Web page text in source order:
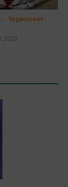
– Tegernseer
2023